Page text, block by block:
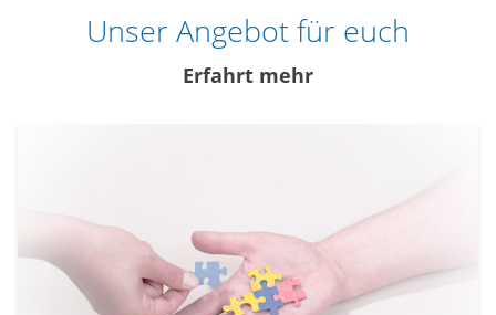
Unser Angebot für euch
Erfahrt mehr